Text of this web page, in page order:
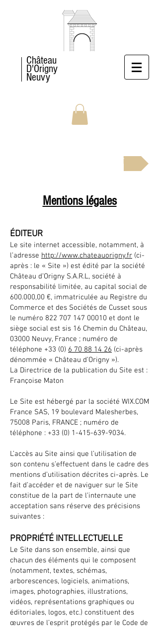
Château
D'Origny
Neuvy
RÉSERVEZ MAINTENANT
Mentions légales
ÉDITEUR
Le site internet accessible, notamment, à
l’adresse http://www.chateauorigny.fr (ci-
après : le « Site ») est édité par la société
Château d’Origny S.A.R.L, société à
responsabilité limitée, au capital social de
600.000,00 €, immatriculée au Registre du
Commerce et des Sociétés de Cusset sous
le numéro 822 707 147 00010 et dont le
siège social est sis 16 Chemin du Château,
03000 Neuvy, France ; numéro de
téléphone +33 (0) 6 70 88 14 26 (ci-après
dénommée « Château d’Origny »).
La Directrice de la publication du Site est :
Françoise Maton
Le Site est hébergé par la société WIX.COM
France SAS, 19 boulevard Malesherbes,
75008 Paris, FRANCE ; numéro de
téléphone : +33 (0) 1-415-639-9034.
L’accès au Site ainsi que l’utilisation de
son contenu s’effectuent dans le cadre des
mentions d’utilisation décrites ci-après. Le
fait d’accéder et de naviguer sur le Site
constitue de la part de l’internaute une
acceptation sans réserve des précisions
suivantes :
PROPRIÉTÉ INTELLECTUELLE
Le Site dans son ensemble, ainsi que
chacun des éléments qui le composent
(notamment, textes, schémas,
arborescences, logiciels, animations,
images, photographies, illustrations,
vidéos, représentations graphiques ou
éditoriales, logos, etc.) constituent des
œuvres de l’esprit protégés par le Code de